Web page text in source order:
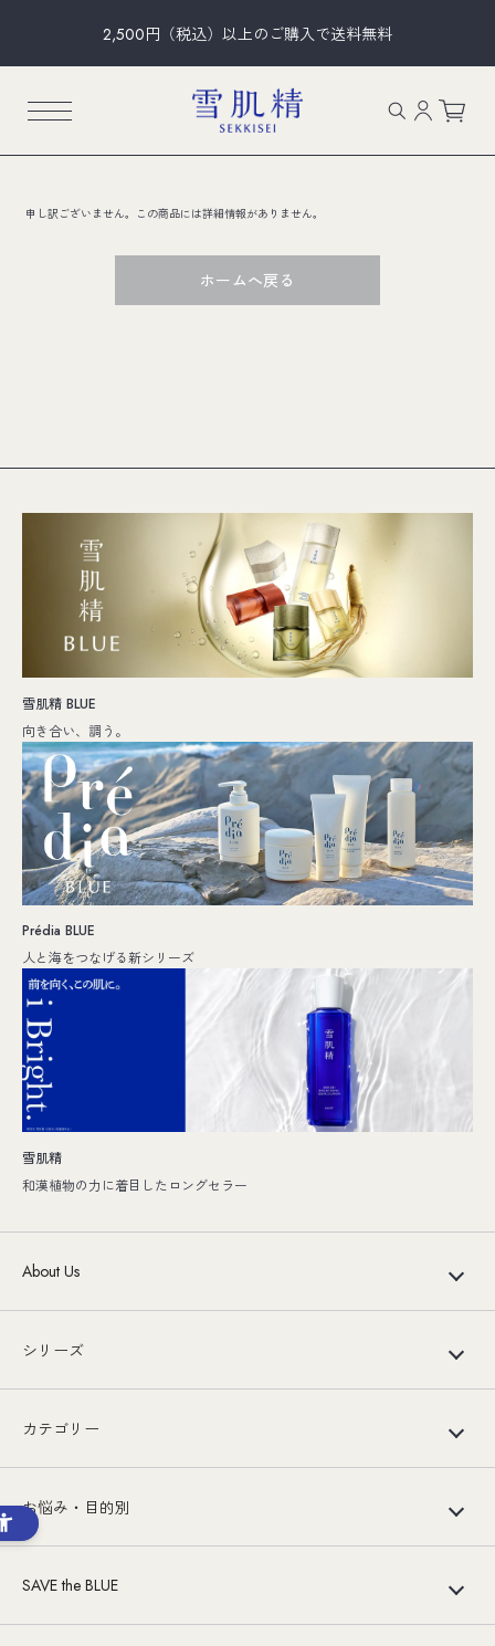
2,500円（税込）以上のご購入で送料無料
申し訳ございません。この商品には詳細情報がありません。
ホームへ戻る
雪肌精 BLUE
向き合い、調う。
Prédia BLUE
人と海をつなげる新シリーズ
雪肌精
和漢植物の力に着目したロングセラー
About Us
シリーズ
カテゴリー
お悩み・目的別
SAVE the BLUE